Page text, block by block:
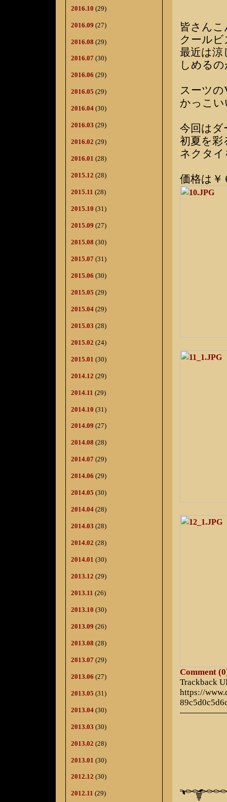
2016.10 (29)
2016.09 (27)
2016.08 (29)
2016.07 (30)
2016.06 (29)
2016.05 (29)
2016.04 (30)
2016.03 (29)
2016.02 (29)
2016.01 (28)
2015.12 (28)
2015.11 (28)
2015.10 (31)
2015.09 (27)
2015.08 (30)
2015.07 (31)
2015.06 (30)
2015.05 (29)
2015.04 (29)
2015.03 (28)
2015.02 (24)
2015.01 (30)
2014.12 (29)
2014.11 (29)
2014.10 (31)
2014.09 (27)
2014.08 (28)
2014.07 (29)
2014.06 (29)
2014.05 (30)
2014.04 (28)
2014.03 (28)
2014.02 (28)
2014.01 (30)
2013.12 (29)
2013.11 (26)
2013.10 (30)
2013.09 (26)
2013.08 (28)
2013.07 (29)
2013.06 (27)
2013.05 (31)
2013.04 (30)
2013.03 (30)
2013.02 (28)
2013.01 (30)
2012.12 (30)
2012.11 (29)
皆さん
クール
最近は涼
しめる
スーツ
かっこ
今回は
初夏を彩
ネクタ
価格は￥
Comment
Trackback
https://